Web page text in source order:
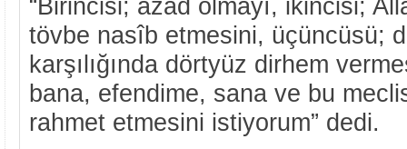
“Birincisi; âzâd olmayı, ikincisi;
tövbe nasîb etmesini, üçüncüsü;
karşılığında dörtyüz dirhem
bana, efendime, sana ve bu
rahmet etmesini istiyorum” dedi.